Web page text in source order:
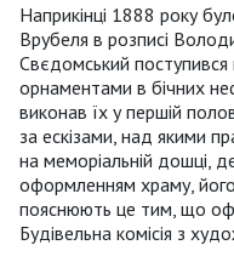
Наприкінці 1888 року
Врубеля в розписі
Свєдомський
орнаментами в бічних
виконав їх у першій
за ескізами, над якими
на меморіальній дошці,
оформленням храму,
пояснюють це тим, що
Будівельна комісія з